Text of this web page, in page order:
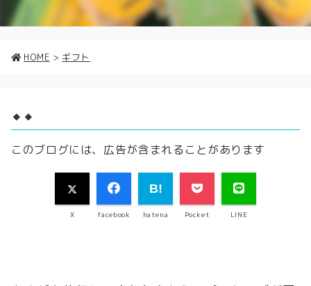
HOME > ギフト
🔸🔸
このブログには、広告が含まれることがあります
X facebook hatena Pocket LINE